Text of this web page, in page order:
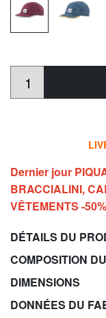
Dernier jour
BRACCIALINI,
VÊTEMENTS -
DÉTAILS DU
COMPOSITION
DIMENSIONS
DONNÉES DU